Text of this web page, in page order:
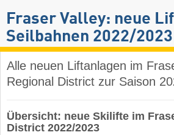
Fraser Valley: neue
Seilbahnen 2022/2023
Alle neuen Liftanlagen im
Regional District zur Saison
Übersicht: neue Skilifte im
District 2022/2023